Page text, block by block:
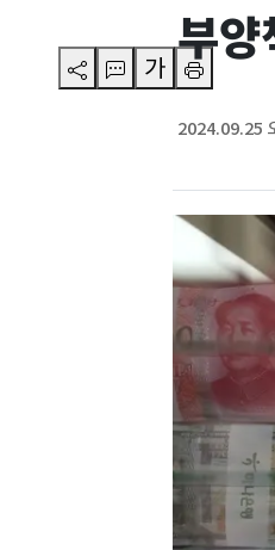
가 부
2024.09.25